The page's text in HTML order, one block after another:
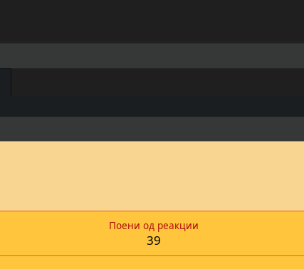
Поени од реакции
39